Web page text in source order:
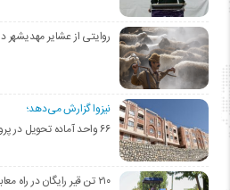
روایتی از عشایر
نیزوا گزارش می‌دهد؛
۶۶ واحد آماده تحویل در پروژه۱۳۸ واحدی مهدیشهر
۲۱۰ تن قیر رایگان در